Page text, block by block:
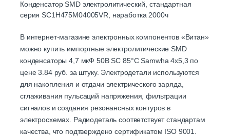
Конденсатор SMD электролитический, стандартная
серия SC1H475M04005VR, наработка 2000ч
В интернет-магазине электронных компонентов «Витан»
можно купить импортные электролитические SMD
конденсаторы 4,7 мкФ 50В SC 85°C Samwha 4х5,3 по
цене 3.84 руб. за штуку. Электродетали используются
для накопления и отдачи электрического заряда,
сглаживания пульсаций напряжения, фильтрации
сигналов и создания резонансных контуров в
электросхемах. Радиодеталь соответствует стандартам
качества, что подтверждено сертификатом ISO 9001.